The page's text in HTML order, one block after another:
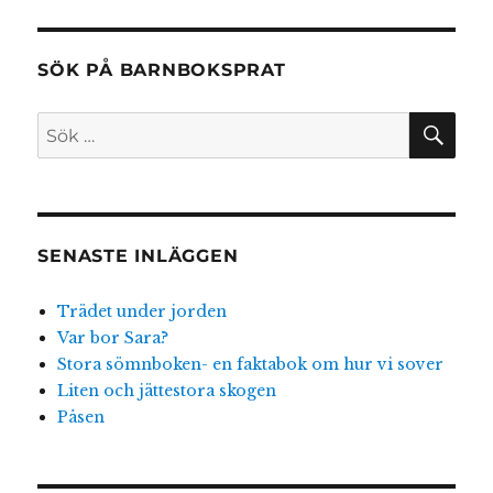
SÖK PÅ BARNBOKSPRAT
Sök
SENASTE INLÄGGEN
Trädet under jorden
Var bor Sara?
Stora sömnboken- en faktabok om hur vi sover
Liten och jättestora skogen
Påsen